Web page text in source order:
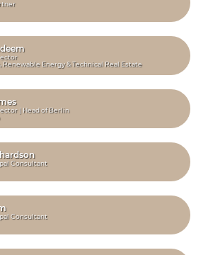
Energy & Technical Real Estate
| Head of Berlin
Consultant
Consultant